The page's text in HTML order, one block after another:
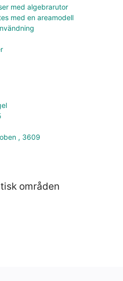
med algebrarutor
med en areamodell
, 3609
områden